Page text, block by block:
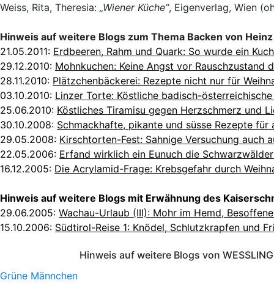
Weiss, Rita, Theresia: „Wiener Küche“, Eigenverlag, Wien
Hinweis auf weitere Blogs zum Thema Backen von
21.05.2011: Erdbeeren, Rahm und Quark: So wurde ein
29.12.2010: Mohnkuchen: Keine Angst vor Rauschzustand
28.11.2010: Plätzchenbäckerei: Rezepte nicht nur für
03.10.2010: Linzer Torte: Köstliche badisch-
25.06.2010: Köstliches Tiramisu gegen Herzschmerz und
30.10.2008: Schmackhafte, pikante und süsse Rezepte für
29.05.2008: Kirschtorten-Fest: Sahnige Versuchung auch
22.05.2006: Erfand wirklich ein Eunuch die
16.12.2005: Die Acrylamid-Frage: Krebsgefahr durch
Hinweis auf weitere Blogs mit Erwähnung des
29.06.2005: Wachau-Urlaub (III): Mohr im Hemd,
15.10.2006: Südtirol-Reise 1: Knödel, Schlutzkrapfen und
Hinweis auf weitere Blogs von
Grüne Männchen